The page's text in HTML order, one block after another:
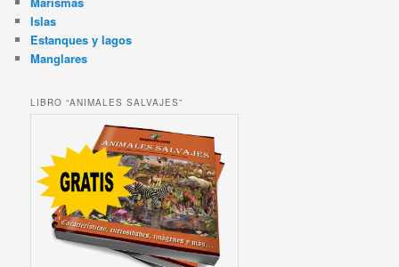
Islas
Estanques y lagos
Manglares
LIBRO “ANIMALES SALVAJES”